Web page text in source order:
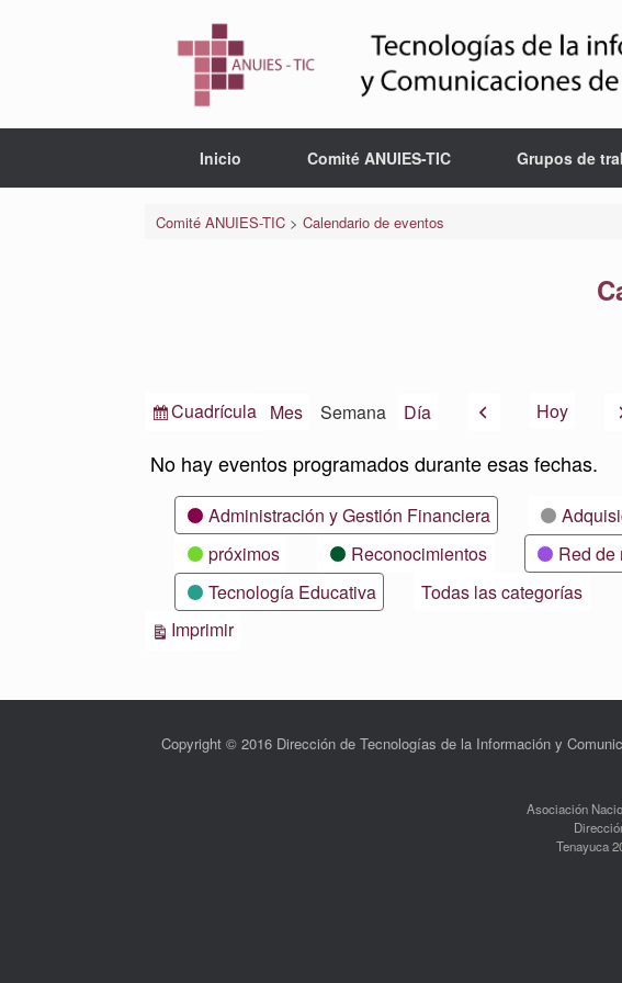
Inicio Comité ANUIES-TIC Grupos de
Comité ANUIES-TIC> Calendario de eventos
Ver
Cuadrícula Mes Semana Día AnteriorHoy
No hay eventos programados durante esas fechas.
CategoríasAdministración y Gestión Financiera
próximos
Reconocimientos Red de
Tecnología Educativa
Todas las categorías
ImprimirVistas
Copyright © 2016 Dirección de Tecnologías de la Información y
Asociación
Tenayuca